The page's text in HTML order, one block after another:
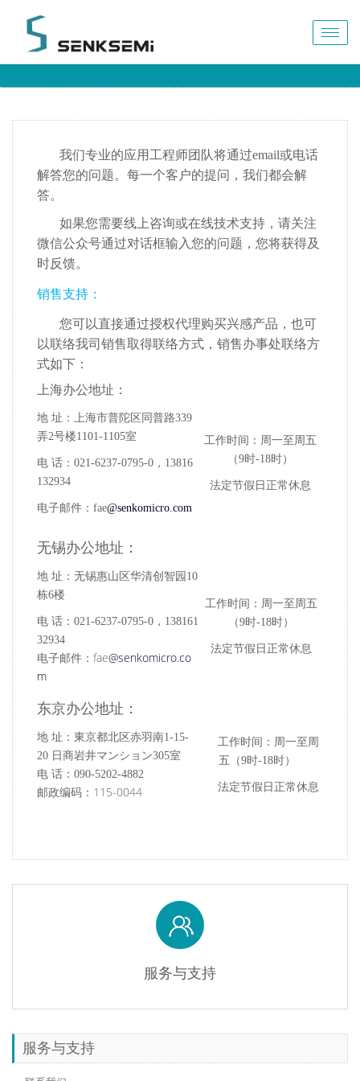
我们专业的应用工程师团队将通过email或电话
解答您的问题。每一个客户的提问，我们都会解
答。
如果您需要线上咨询或在线技术支持，请关注
微信公众号通过对话框输入您的问题，您将获得及
时反馈。
销售支持：
您可以直接通过授权代理购买兴感产品，也可
以联络我司销售取得联络方式，销售办事处联络方
式如下：
上海办公地址：
地 址： 上海市普陀区同普路339
弄2号楼1101-1105室
电 话：021-6237-0795-0，13816
132934
电子邮件： fae@senkomicro.com
工作时间：周一至周五
（9时-18时）
法定节假日正常休息
无锡办公地址：
地 址：无锡惠山区华清创智园10
栋6楼
电 话： 021-6237-0795-0，138161
32934
电子邮件： fae@senkomicro.co
m
工作时间：周一至周五
（9时-18时）
法定节假日正常休息
东京办公地址 ：
地 址：東京都北区赤羽南1-15-
20 日商岩井マンション305室
电 话：090-5202-4882
邮政编码：115-0044
工作时间：周一至周
五（9时-18时）
法定节假日正常休息
服务与支持
服务与支持